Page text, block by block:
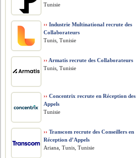
Tunisie
›› Industrie Multinational recrute des
Collaborateurs
Tunis, Tunisie
›› Armatis recrute des Collaborateurs
Tunis, Tunisie
›› Concentrix recrute en Réception des
Appels
Tunisie
›› Transcom recrute des Conseillers en
Réception d’Appels
Ariana, Tunis, Tunisie